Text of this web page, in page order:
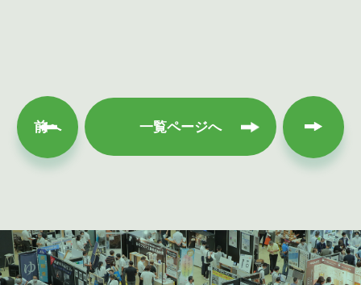
前へ 一覧ページへ
次へ